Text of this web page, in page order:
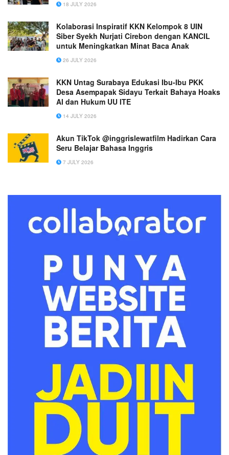
18 JULY 2026
Kolaborasi Inspiratif KKN Kelompok 8 UIN
Siber Syekh Nurjati Cirebon dengan KANCIL
untuk Meningkatkan Minat Baca Anak
26 JULY 2026
KKN Untag Surabaya Edukasi Ibu-Ibu PKK
Desa Asempapak Sidayu Terkait Bahaya Hoaks
AI dan Hukum UU ITE
14 JULY 2026
Akun TikTok @inggrislewatfilm Hadirkan Cara
Seru Belajar Bahasa Inggris
7 JULY 2026